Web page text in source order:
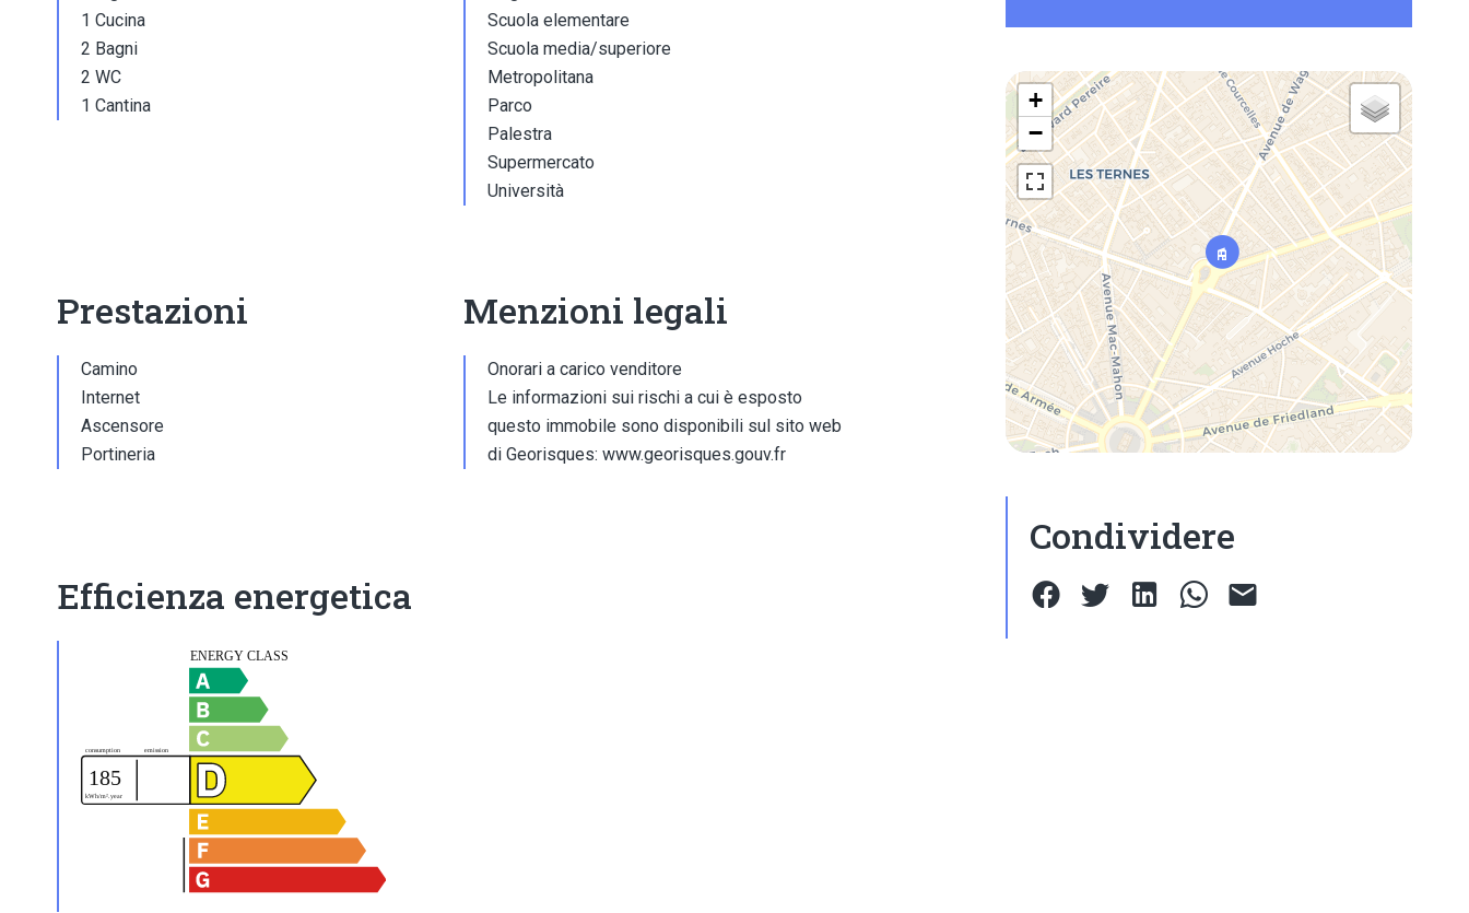
1 Cucina
2 Bagni
2 WC
1 Cantina
Scuola elementare
Scuola media/superiore
Metropolitana
Parco
Palestra
Supermercato
Università
Prestazioni
Camino
Internet
Ascensore
Portineria
Menzioni legali
Onorari a carico venditore
Le informazioni sui rischi a cui è esposto
questo immobile sono disponibili sul sito web
di Georisques: www.georisques.gouv.fr
Efficienza energetica
+
−
Condividere